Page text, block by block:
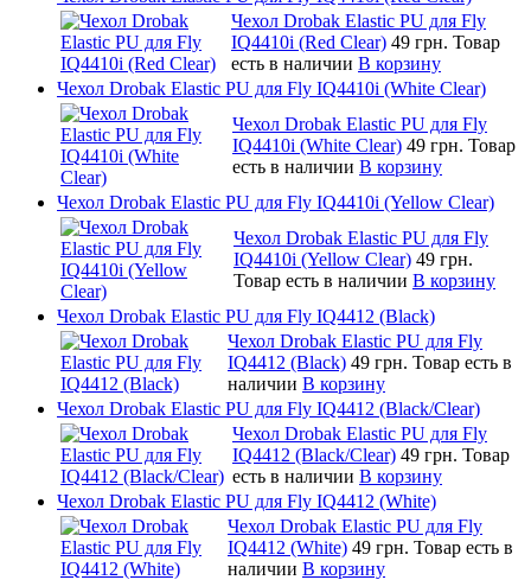
Чехол Drobak Elastic PU для Fly
IQ4410i (Red Clear) 49 грн. Товар
есть в наличии В корзину
Чехол Drobak Elastic PU для Fly IQ4410i (White Clear)
Чехол Drobak Elastic PU для Fly
IQ4410i (White Clear) 49 грн. Товар
есть в наличии В корзину
Чехол Drobak Elastic PU для Fly IQ4410i (Yellow Clear)
Чехол Drobak Elastic PU для Fly
IQ4410i (Yellow Clear) 49 грн.
Товар есть в наличии В корзину
Чехол Drobak Elastic PU для Fly IQ4412 (Black)
Чехол Drobak Elastic PU для Fly
IQ4412 (Black) 49 грн. Товар есть в
наличии В корзину
Чехол Drobak Elastic PU для Fly IQ4412 (Black/Clear)
Чехол Drobak Elastic PU для Fly
IQ4412 (Black/Clear) 49 грн. Товар
есть в наличии В корзину
Чехол Drobak Elastic PU для Fly IQ4412 (White)
Чехол Drobak Elastic PU для Fly
IQ4412 (White) 49 грн. Товар есть в
наличии В корзину